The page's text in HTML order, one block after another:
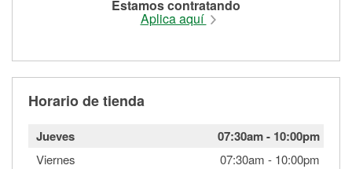
Estamos contratando
Aplica aquí
Horario de tienda
Jueves 07:30am- 10:00pm
Viernes 07:30am - 10:00pm